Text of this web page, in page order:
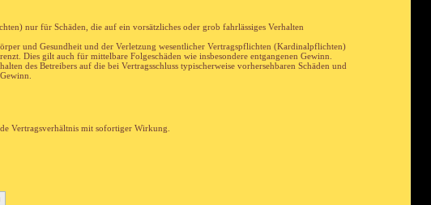
nur für Schäden, die auf ein vorsätzliches oder grob fahrlässiges Verhalten
und Gesundheit und der Verletzung wesentlicher Vertragspflichten (Kardinalpflichten)
Dies gilt auch für mittelbare Folgeschäden wie insbesondere entgangenen Gewinn.
des Betreibers auf die bei Vertragsschluss typischerweise vorhersehbaren Schäden und
Vertragsverhältnis mit sofortiger Wirkung.